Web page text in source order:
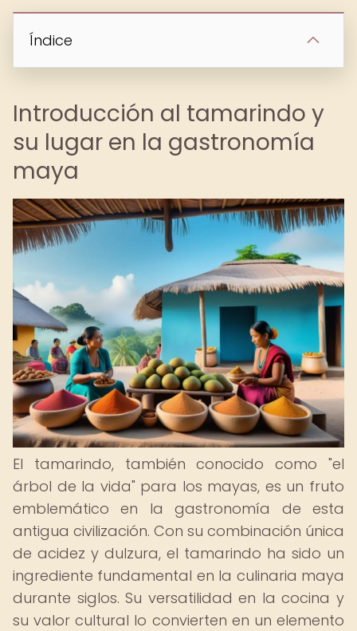
Índice
Introducción al tamarindo y
su lugar en la gastronomía
maya
El tamarindo, también conocido como "el
árbol de la vida" para los mayas, es un fruto
emblemático en la gastronomía de esta
antigua civilización. Con su combinación única
de acidez y dulzura, el tamarindo ha sido un
ingrediente fundamental en la culinaria maya
durante siglos. Su versatilidad en la cocina y
su valor cultural lo convierten en un elemento